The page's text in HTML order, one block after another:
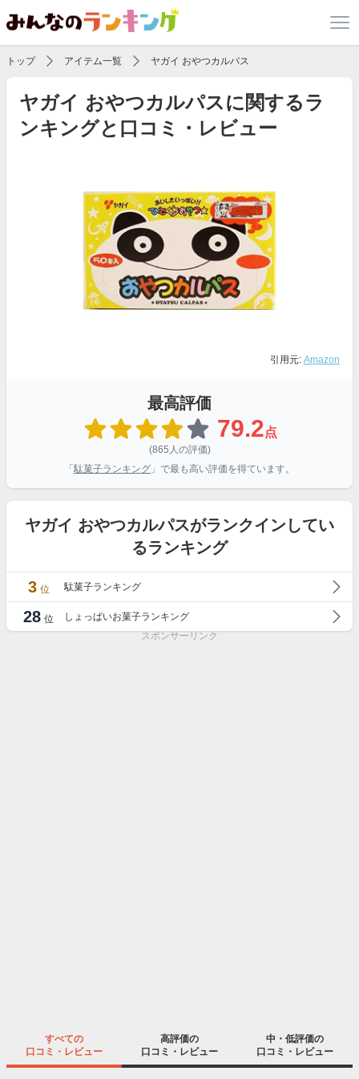
トップ アイテム一覧 ヤガイ おやつカルパス
ヤガイ おやつカルパスに関するラ
ンキングと口コミ・レビュー
引用元: Amazon
最高評価
79.2点
(865人の評価)
「 駄菓子ランキング 」で最も高い評価を得ています。
ヤガイ おやつカルパスがランクインしてい
るランキング
3 位 駄菓子ランキング
28 位
しょっぱいお菓子ランキング
スポンサーリンク
すべての
口コミ・レビュー
高評価の
口コミ・レビュー
中・低評価の
口コミ・レビュー